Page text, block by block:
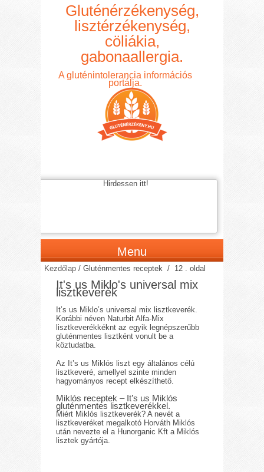
Gluténérzékenység,
lisztérzékenység,
cöliákia,
gabonaallergia.
A gluténintolerancia információs
portálja.
Hirdessen itt!
Menu
Kezdőlap /Gluténmentes receptek / 12 . oldal
It's us Miklo's universal mix
lisztkeverék
It’s us Miklo’s universal mix lisztkeverék.
Korábbi néven Naturbit Alfa-Mix
lisztkeverékkéknt az egyik legnépszerűbb
gluténmentes lisztként vonult be a
köztudatba.
Az It’s us Miklós liszt egy általános célú
lisztkeveré, amellyel szinte minden
hagyományos recept elkészíthető.
Miklós receptek – It’s us Miklós
gluténmentes lisztkeverékkel.
Miért Miklós lisztkeverék? A nevét a
lisztkeveréket megalkotó Horváth Miklós
után nevezte el a Hunorganic Kft a Miklós
lisztek gyártója.